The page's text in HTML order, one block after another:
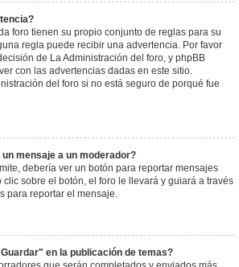
foro tienen su propio conjunto de reglas para su
regla puede recibir una advertencia. Por favor
de La Administración del foro, y phpBB
con las advertencias dadas en este sitio.
del foro si no está seguro de porqué fue
mensaje a un moderador?
debería ver un botón para reportar mensajes
sobre el botón, el foro le llevará y guiará a través
para reportar el mensaje.
en la publicación de temas?